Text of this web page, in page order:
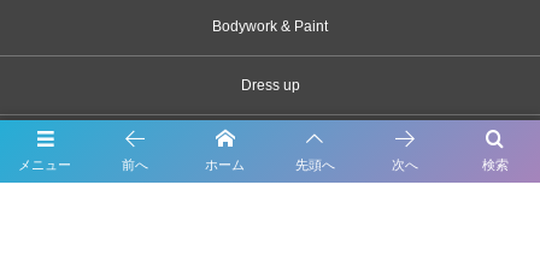
Bodywork & Paint
Dress up
Body coating
メニュー 検索
前へ ホーム 先頭へ 次へ